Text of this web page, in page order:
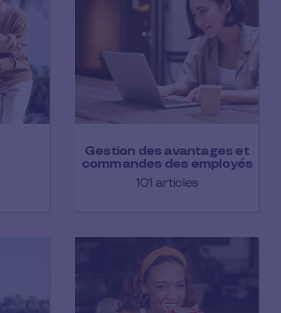
Gestion des avantages et
commandes des employés
101 articles